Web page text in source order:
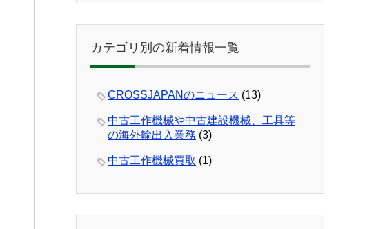
カテゴリ別の新着情報一覧
CROSSJAPANのニュース (13)
中古工作機械や中古建設機械、工具等
の海外輸出入業務 (3)
中古工作機械買取 (1)